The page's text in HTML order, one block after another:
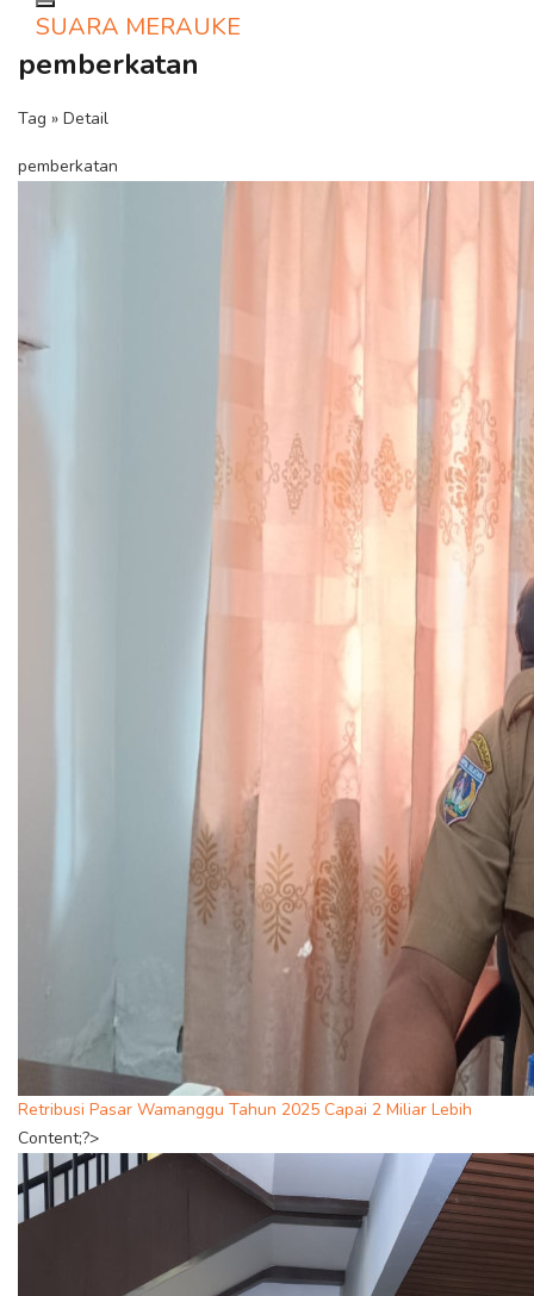
Toggle navigation
SUARA MERAUKE
pemberkatan
Tag » Detail
pemberkatan
Retribusi Pasar Wamanggu Tahun 2025 Capai 2 Miliar Lebih
Content;?>